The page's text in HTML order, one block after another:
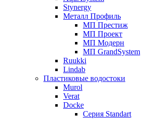
Stynergy
Металл Профиль
МП Престиж
МП Проект
МП Модерн
МП GrandSystem
Ruukki
Lindab
Пластиковые водостоки
Murol
Verat
Docke
Серия Standart